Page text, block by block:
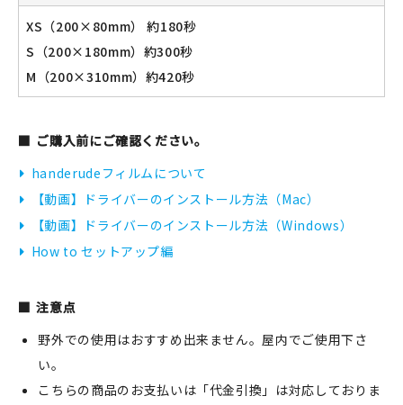
XS（200×80mm） 約180秒
S（200×180mm）約300秒
M（200×310mm）約420秒
ご購入前にご確認ください。
handerudeフィルムについて
【動画】ドライバーのインストール方法（Mac）
【動画】ドライバーのインストール方法（Windows）
How to セットアップ編
注意点
野外での使用はおすすめ出来ません。屋内でご使用下さ
い。
こちらの商品のお支払いは「代金引換」は対応しておりま